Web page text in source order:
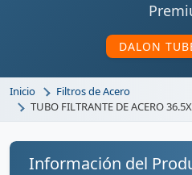
DALON
Inicio
Filtros de Acero
TUBO FILTRANTE DE ACERO
Información del